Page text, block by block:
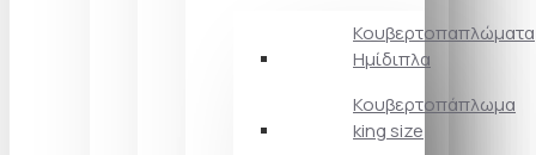
Κουβερτοπαπλώματα
Ημίδιπλα
Κουβερτοπάπλωμα
king size